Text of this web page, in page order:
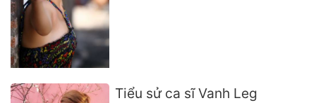
Tiểu sử ca sĩ Vanh Leg